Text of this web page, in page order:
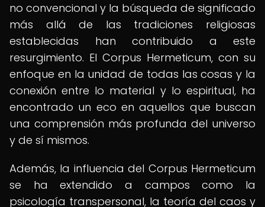
no convencional y la búsqueda de significado
más allá de las tradiciones religiosas
establecidas han contribuido a este
resurgimiento. El Corpus Hermeticum, con su
enfoque en la unidad de todas las cosas y la
conexión entre lo material y lo espiritual, ha
encontrado un eco en aquellos que buscan
una comprensión más profunda del universo
y de sí mismos.
Además, la influencia del Corpus Hermeticum
se ha extendido a campos como la
psicología transpersonal, la teoría del caos y